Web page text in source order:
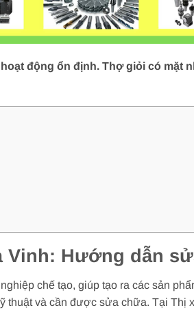
động ổn định. Thợ giỏi có mặt
Vinh: Hướng dẫn
chế tạo, giúp tạo ra các sản
thuật và cần được sửa chữa. Tại Thị